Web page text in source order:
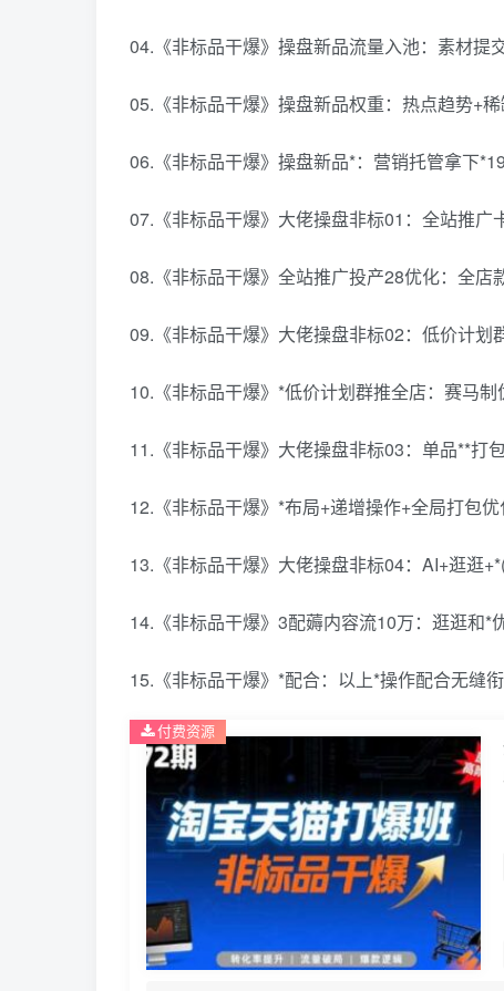
04.《非标品干爆》操盘新品流量入池：素材提
05.《非标品干爆》操盘新品权重：热点趋势+
06.《非标品干爆》操盘新品*：营销托管拿下
07.《非标品干爆》大佬操盘非标01：全站推广
08.《非标品干爆》全站推广投产28优化：全店
09.《非标品干爆》大佬操盘非标02：低价计划
10.《非标品干爆》*低价计划群推全店：赛马制
11.《非标品干爆》大佬操盘非标03：单品**打
12.《非标品干爆》*布局+递增操作+全局打包
13.《非标品干爆》大佬操盘非标04：AI+逛逛
14.《非标品干爆》3配薅内容流10万：逛逛和*
15.《非标品干爆》*配合：以上*操作配合无缝
付费资源